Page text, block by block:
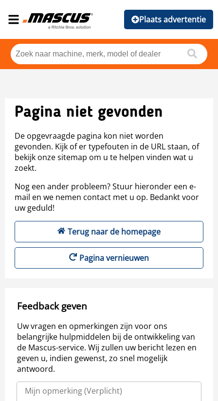
Plaats advertentie
Pagina niet gevonden
De opgevraagde pagina kon niet worden
gevonden. Kijk of er typefouten in de URL staan, of
bekijk onze sitemap om u te helpen vinden wat u
zoekt.
Nog een ander probleem? Stuur hieronder een e-
mail en we nemen contact met u op. Bedankt voor
uw geduld!
Terug naar de homepage
Pagina vernieuwen
Feedback geven
Uw vragen en opmerkingen zijn voor ons
belangrijke hulpmiddelen bij de ontwikkeling van
de Mascus-service. Wij zullen uw bericht lezen en
geven u, indien gewenst, zo snel mogelijk
antwoord.